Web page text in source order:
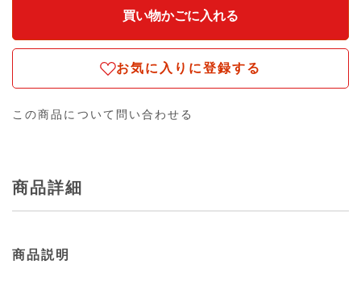
お気に入りに登録する
この商品について問い合わせる
商品詳細
商品説明